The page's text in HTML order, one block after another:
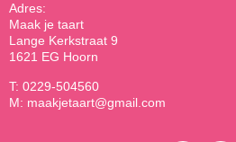
Adres:
Maak je taart
Lange Kerkstraat 9
1621 EG Hoorn
T: 0229-504560
M: maakjetaart@gmail.com